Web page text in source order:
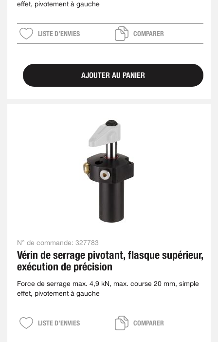
effet, pivotement à gauche
LISTE D’ENVIES COMPARER
AJOUTER AU PANIER
N° de commande: 327783
Vérin de serrage pivotant, flasque supérieur,
exécution de précision
Force de serrage max. 4,9 kN, max. course 20 mm, simple
effet, pivotement à gauche
LISTE D’ENVIES COMPARER